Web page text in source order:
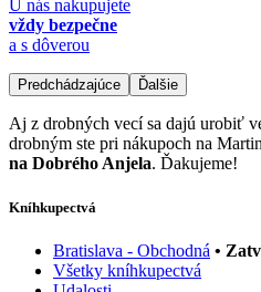
U nás nakupujete
vždy bezpečne
a s dôverou
Predchádzajúce Ďalšie
Aj z drobných vecí sa dajú urobiť
drobným ste pri nákupoch na
na Dobrého Anjela. Ďakujeme!
Kníhkupectvá
Bratislava - Obchodná •
Všetky kníhkupectvá